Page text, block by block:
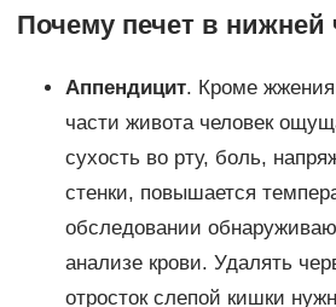
Почему печет в нижней
Аппендицит. Кроме
части живота человек
сухость во рту, боль,
стенки, повышается
обследовании
анализе крови. Удалять
отросток слепой кишки